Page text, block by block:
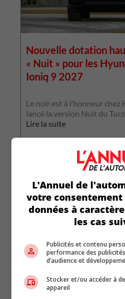
Nouvelle dotation
« Nuit » pour les
Ioniq 9 2027
Le noir est à l’honneur
lancé la version Nuit du
Lire la suite
L'Annuel de
votre
données à
les cas
Publicités et contenu
performance des
d’audience et
Stocker et/ou accéder à
appareil